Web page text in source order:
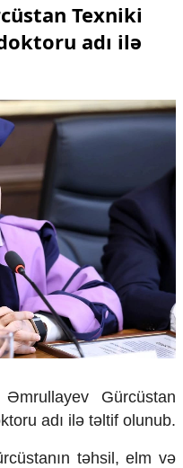
Texniki
adı ilə
Gürcüstan
adı ilə təltif olunub.
təhsil, elm və